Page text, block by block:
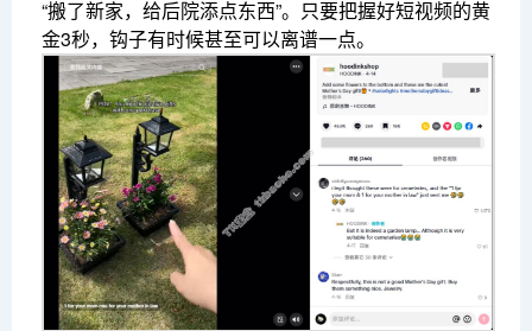
“搬了新家，给后院添点东西”。只要把握好短视频的黄
金3秒，钩子有时候甚至可以离谱一点。